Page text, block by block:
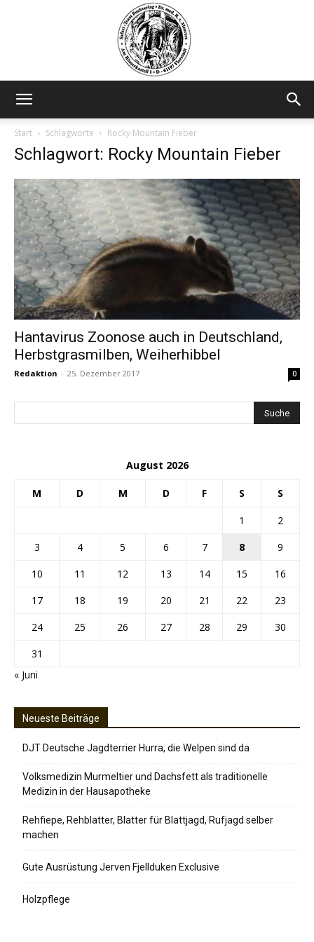
Start
Schlagworte Rocky Mountain Fieber
Schlagwort: Rocky Mountain Fieber
Hantavirus Zoonose auch in Deutschland,
Herbstgrasmilben, Weiherhibbel
Redaktion - 25. Dezember 2017 0
August 2026
M D M D F S S
1
2
3
4 5 6 7 8
9
10
11 12 13 14 15
16
17
18 19 20 21 22
23
24
25 26 27 28 29
30
31
« Juni
Neueste Beiträge
DJT Deutsche Jagdterrier Hurra, die Welpen sind da
Volksmedizin Murmeltier und Dachsfett als traditionelle
Medizin in der Hausapotheke
Rehfiepe, Rehblatter, Blatter für Blattjagd, Rufjagd selber
machen
Gute Ausrüstung Jerven Fjellduken Exclusive
Holzpflege